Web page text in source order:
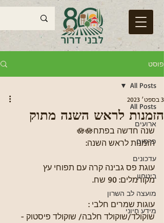
פוסט
All Posts
ארועים
פרסום
עדכונים
ביטחון
מועצה לב השרון
מידע חיוני
All Posts
הזמנות לראש השנה מתוק
3 בספט׳ 2023
שנה חדשה בפתח🪷🪷
הזמנות לראש השנה:
עוגת פס גבינה קרה עם תפוחי עץ
מקורמלים: 90 שח.
עוגות שמרים חלבי :
שוקולד/שוקולד חלבה/ שוקולד פיסטוק -